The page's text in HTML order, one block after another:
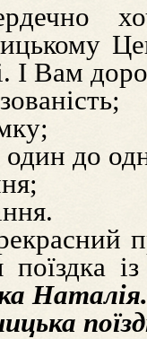
І Вам
до
поїздка
Наталія.